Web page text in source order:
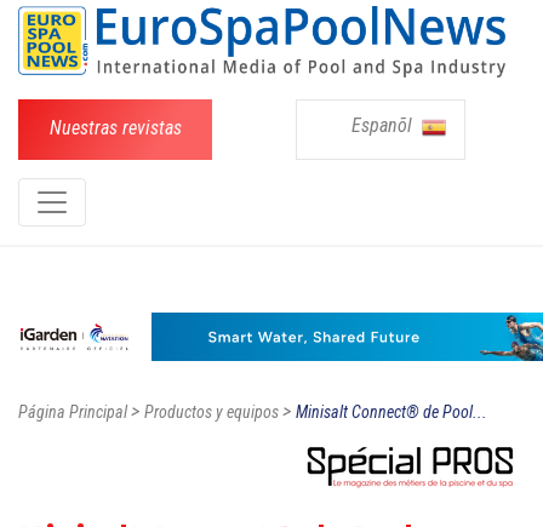
Nuestras revistas Espanõl
Página Principal> Productos y equipos> Minisalt Connect® de Pool...